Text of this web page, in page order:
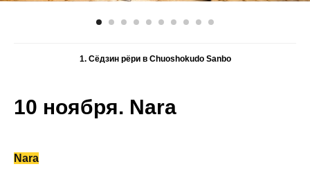
1. Сёдзин рёри в Chuoshokudo Sanbo
10 ноября. Nara
Nara